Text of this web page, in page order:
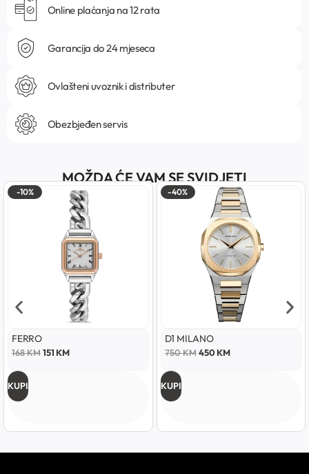
Online plaćanja na 12 rata
Garancija do 24 mjeseca
Ovlašteni uvoznik i distributer
Obezbjeđen servis
MOŽDA ĆE VAM SE SVIDJETI
-10%
FERRO
168KM151KM
KUPI
-40%
D1 MILANO
750KM 450KM
KUPI